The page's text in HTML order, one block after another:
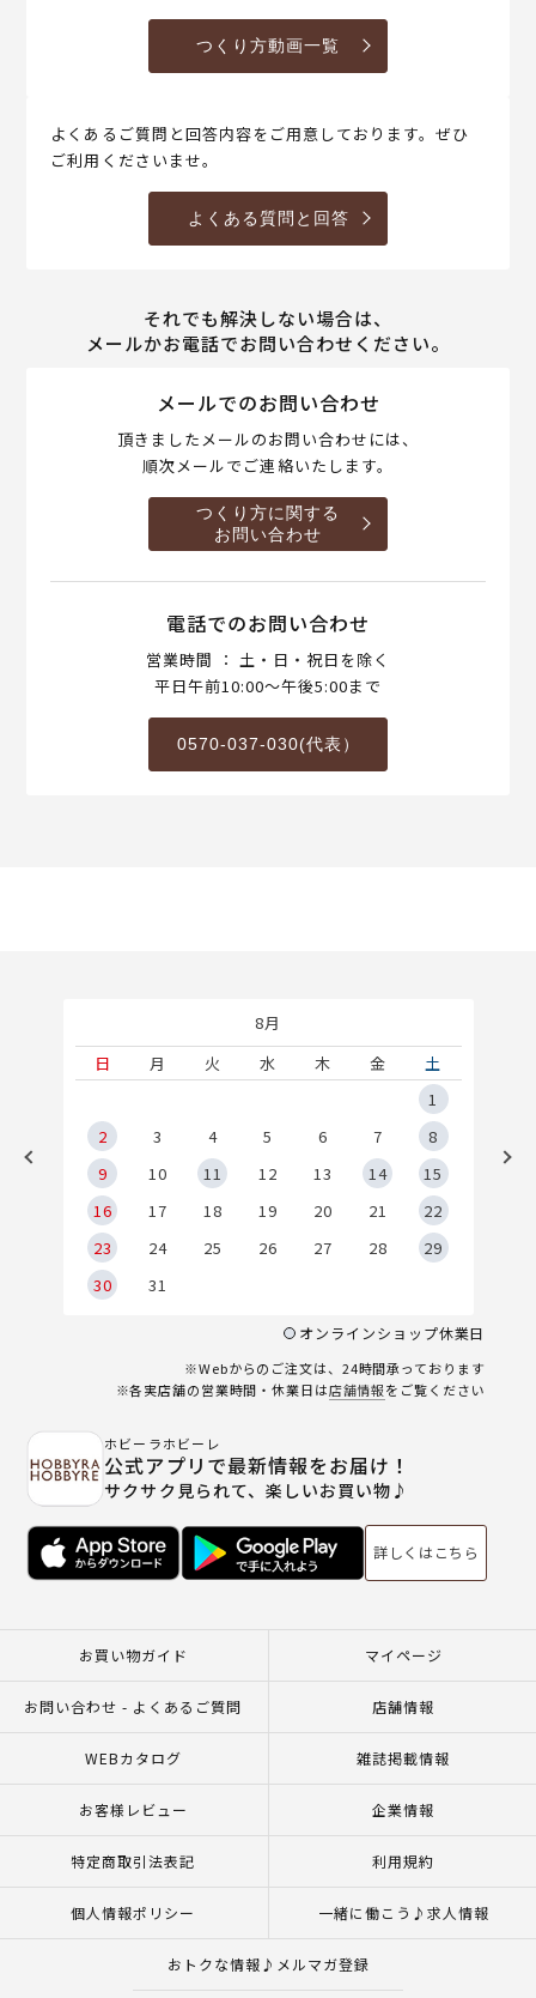
つくり方動画一覧
よくあるご質問と回答内容をご用意しております。ぜひ
ご利用くださいませ。
よくある質問と回答
それでも解決しない場合は、
メールかお電話でお問い合わせください。
メールでのお問い合わせ
頂きましたメールのお問い合わせには、
順次メールでご連絡いたします。
つくり方に関する
お問い合わせ
電話でのお問い合わせ
営業時間 ： 土・日・祝日を除く
平日午前10:00～午後5:00まで
0570-037-030(代表）
8月
日
月 火 水 木 金
土
1
2
3 4 5 6 7
8
9
10 11 12 13 14
15
16
17 18 19 20 21
22
23
24 25 26 27 28
29
30
31
オンラインショップ休業日
※Webからのご注文は、24時間承っております
※各実店舗の営業時間・休業日は店舗情報をご覧ください
ホビーラホビーレ
公式アプリで最新情報をお届け！
サクサク見られて、楽しいお買い物♪
詳しくはこちら
お買い物ガイド マイページ
お問い合わせ - よくあるご質問 店舗情報
WEBカタログ 雑誌掲載情報
お客様レビュー 企業情報
特定商取引法表記 利用規約
個人情報ポリシー 一緒に働こう♪求人情報
おトクな情報♪メルマガ登録